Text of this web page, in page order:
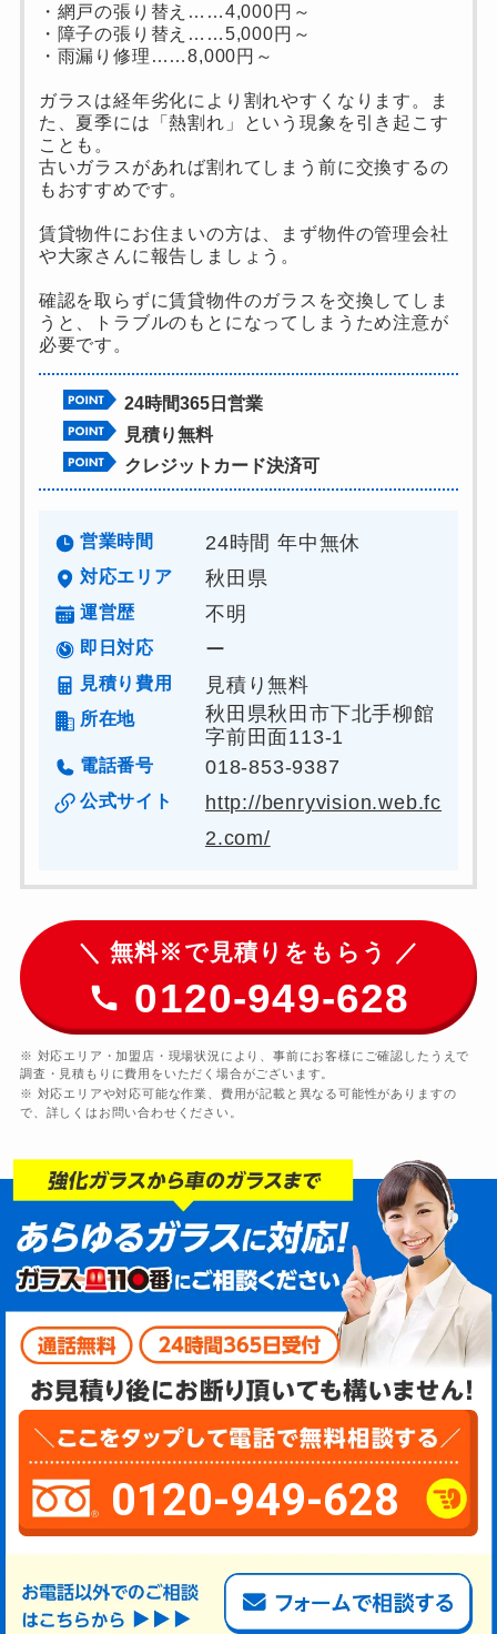
・網戸の張り替え……4,000円～
・障子の張り替え……5,000円～
・雨漏り修理……8,000円～
ガラスは経年劣化により割れやすくなります。ま
た、夏季には「熱割れ」という現象を引き起こす
ことも。
古いガラスがあれば割れてしまう前に交換するの
もおすすめです。
賃貸物件にお住まいの方は、まず物件の管理会社
や大家さんに報告しましょう。
確認を取らずに賃貸物件のガラスを交換してしま
うと、トラブルのもとになってしまうため注意が
必要です。
24時間365日営業
見積り無料
クレジットカード決済可
営業時間 24時間 年中無休
対応エリア 秋田県
運営歴 不明
即日対応 ー
見積り費用 見積り無料
所在地
秋田県秋田市下北手柳館
字前田面113-1
電話番号 018-853-9387
公式サイト
http://benryvision.web.fc
2.com/
＼ 無料※で見積りをもらう ／
0120-949-628
※ 対応エリア・加盟店・現場状況により、事前にお客様にご確認したうえで
調査・見積もりに費用をいただく場合がございます。
※ 対応エリアや対応可能な作業、費用が記載と異なる可能性がありますの
で、詳しくはお問い合わせください。
0120-949-628